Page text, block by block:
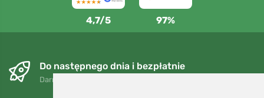
4,7/5 97%
Do następnego dnia i bezpłatnie
Darmowa wysyłka dla zamówień powyżej 250 PLN